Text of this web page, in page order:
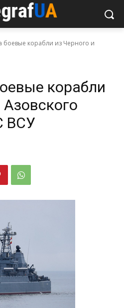
боевые корабли из Черного и
корабли
ВСУ